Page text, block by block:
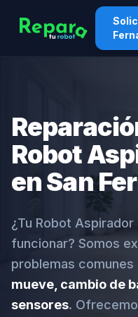
Robot
en San
¿Tu Robot
funcionar? Somos
problemas comunes
mueve, cambio de
sensores.